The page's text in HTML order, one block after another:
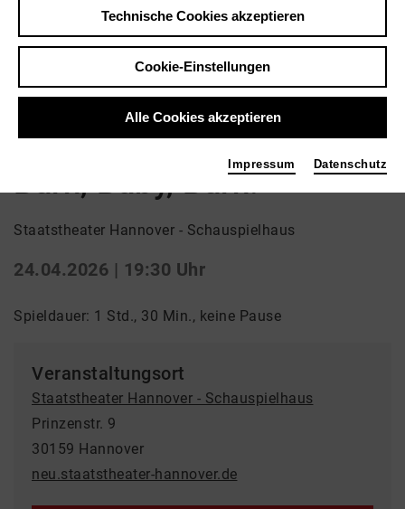
Zurück|Übersicht
Schauspiel | Uraufführung / Schauspiel
Einführung 18:45 Uhr
Abo Fr 6
Burn, Baby, Burn!
Staatstheater Hannover - Schauspielhaus
24.04.2026 | 19:30 Uhr
Spieldauer: 1 Std., 30 Min., keine Pause
Veranstaltungsort
Staatstheater Hannover - Schauspielhaus
Prinzenstr. 9
30159 Hannover
neu.staatstheater-hannover.de
Technische Cookies akzeptieren
Cookie-Einstellungen
Alle Cookies akzeptieren
Impressum Datenschutz